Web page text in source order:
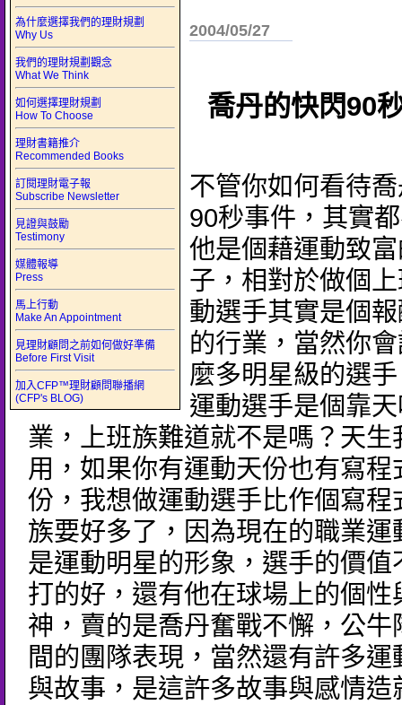
為什麼選擇我們的理財規劃
Why Us
我們的理財規劃觀念
What We Think
如何選擇理財規劃
How To Choose
理財書籍推介
Recommended Books
訂閱理財電子報
Subscribe Newsletter
見證與鼓勵
Testimony
媒體報導
Press
馬上行動
Make An Appointment
見理財顧問之前如何做好準備
Before First Visit
加入CFP™理財顧問聯播網
(CFP's BLOG)
2004/05/27
喬丹的快閃90
不管你如何看待
90秒事件，其實
他是個藉運動致
子，相對於做個
動選手其實是個
的行業，當然你
麼多明星級的選
運動選手是個靠
業，上班族難道就不是嗎？天生
用，如果你有運動天份也有寫程
份，我想做運動選手比作個寫程
族要好多了，因為現在的職業運
是運動明星的形象，選手的價值
打的好，還有他在球場上的個性
神，賣的是喬丹奮戰不懈，公牛
間的團隊表現，當然還有許多運
與故事，是這許多故事與感情造